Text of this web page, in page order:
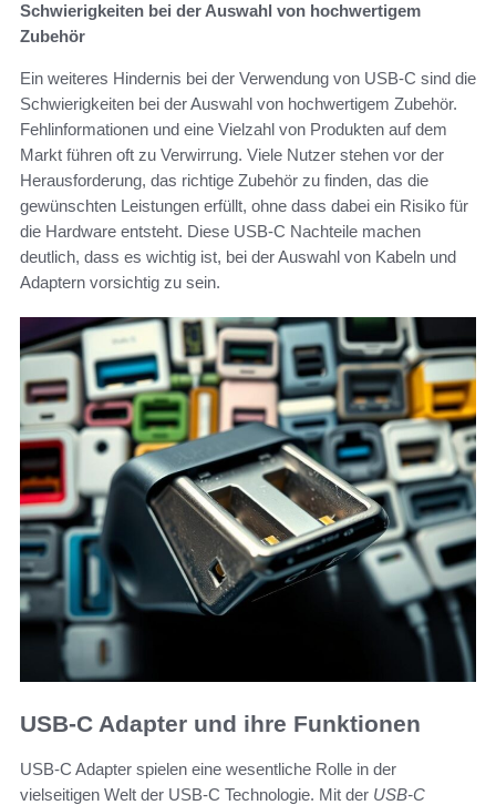
Schwierigkeiten bei der Auswahl von hochwertigem
Zubehör
Ein weiteres Hindernis bei der Verwendung von USB-C sind die
Schwierigkeiten bei der Auswahl von hochwertigem Zubehör.
Fehlinformationen und eine Vielzahl von Produkten auf dem
Markt führen oft zu Verwirrung. Viele Nutzer stehen vor der
Herausforderung, das richtige Zubehör zu finden, das die
gewünschten Leistungen erfüllt, ohne dass dabei ein Risiko für
die Hardware entsteht. Diese USB-C Nachteile machen
deutlich, dass es wichtig ist, bei der Auswahl von Kabeln und
Adaptern vorsichtig zu sein.
USB-C Adapter und ihre Funktionen
USB-C Adapter spielen eine wesentliche Rolle in der
vielseitigen Welt der USB-C Technologie. Mit der USB-C